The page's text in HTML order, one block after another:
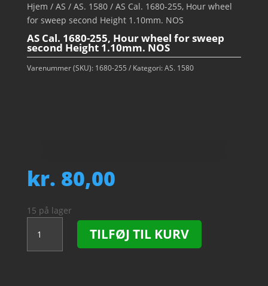
Hjem / AS / AS. 1580/ AS Cal. 1680-255, Hour wheel
for sweep second Height 1.10mm. NOS
AS Cal. 1680-255, Hour wheel for sweep
second Height 1.10mm. NOS
Varenummer (SKU): 1680-255 Kategori:AS. 1580
kr. 80,00
15 på lager
Cal.
1680-
TILFØJ TIL KURV